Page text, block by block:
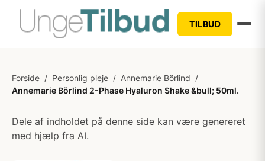
TILBUD
Forside / Personlig pleje / Annemarie Börlind /
Annemarie Börlind 2-Phase Hyaluron Shake &bull; 50ml.
Dele af indholdet på denne side kan være genereret
med hjælp fra AI.